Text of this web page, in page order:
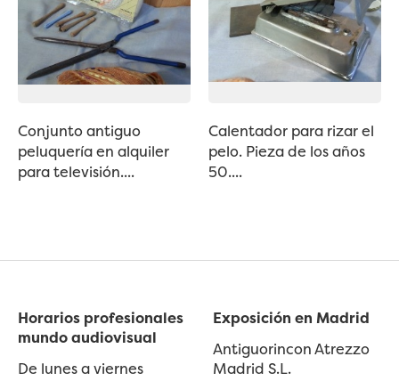
Conjunto antiguo
peluquería en alquiler
para televisión....
Calentador para rizar el
pelo. Pieza de los años
50....
Horarios profesionales
mundo audiovisual
De lunes a viernes
Exposición en Madrid
Antiguorincon Atrezzo
Madrid S.L.